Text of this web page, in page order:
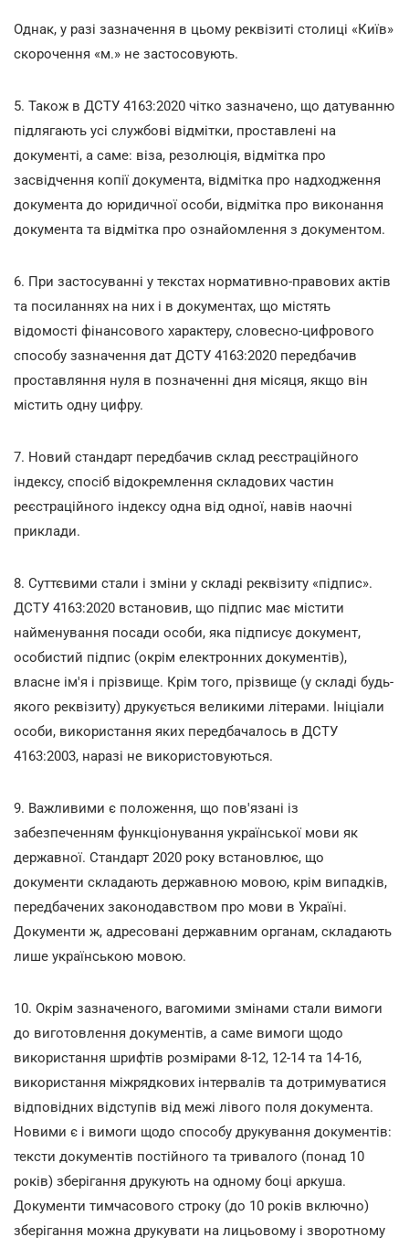
Однак, у разі зазначення в цьому реквізиті столиці «Київ»
скорочення «м.» не застосовують.
5. Також в ДСТУ 4163:2020 чітко зазначено, що датуванню
підлягають усі службові відмітки, проставлені на
документі, а саме: віза, резолюція, відмітка про
засвідчення копії документа, відмітка про надходження
документа до юридичної особи, відмітка про виконання
документа та відмітка про ознайомлення з документом.
6. При застосуванні у текстах нормативно-правових актів
та посиланнях на них і в документах, що містять
відомості фінансового характеру, словесно-цифрового
способу зазначення дат ДСТУ 4163:2020 передбачив
проставляння нуля в позначенні дня місяця, якщо він
містить одну цифру.
7. Новий стандарт передбачив склад реєстраційного
індексу, спосіб відокремлення складових частин
реєстраційного індексу одна від одної, навів наочні
приклади.
8. Суттєвими стали і зміни у складі реквізиту «підпис».
ДСТУ 4163:2020 встановив, що підпис має містити
найменування посади особи, яка підписує документ,
особистий підпис (окрім електронних документів),
власне ім'я і прізвище. Крім того, прізвище (у складі будь-
якого реквізиту) друкується великими літерами. Ініціали
особи, використання яких передбачалось в ДСТУ
4163:2003, наразі не використовуються.
9. Важливими є положення, що пов'язані із
забезпеченням функціонування української мови як
державної. Стандарт 2020 року встановлює, що
документи складають державною мовою, крім випадків,
передбачених законодавством про мови в Україні.
Документи ж, адресовані державним органам, складають
лише українською мовою.
10. Окрім зазначеного, вагомими змінами стали вимоги
до виготовлення документів, а саме вимоги щодо
використання шрифтів розмірами 8-12, 12-14 та 14-16,
використання міжрядкових інтервалів та дотримуватися
відповідних відступів від межі лівого поля документа.
Новими є і вимоги щодо способу друкування документів:
тексти документів постійного та тривалого (понад 10
років) зберігання друкують на одному боці аркуша.
Документи тимчасового строку (до 10 років включно)
зберігання можна друкувати на лицьовому і зворотному